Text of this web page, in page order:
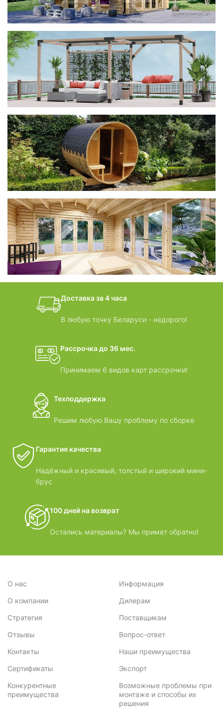
фотогалерея
ДОМИКИ
фотогалерея
Беседки CUBE
фотогалерея
БАНИ-БОЧКИ
дачные домики
ВИДЕООБЗОРЫ
Доставка за 4 часа
В любую точку Беларуси - недорого!
Рассрочка до 36 мес.
Принимаем 6 видов карт рассрочки!
Техподдержка
Решим любую Вашу проблему по сборке
Гарантия качества
Надёжный и красивый, толстый и широкий мини-
брус
100 дней на возврат
Остались материалы? Мы примет обратно!
О нас
О компании
Стратегия
Отзывы
Контакты
Сертификаты
Конкурентные
преимущества
Информация
Дилерам
Поставщикам
Вопрос-ответ
Наши преимущества
Экспорт
Возможные проблемы при
монтаже и способы их
решения